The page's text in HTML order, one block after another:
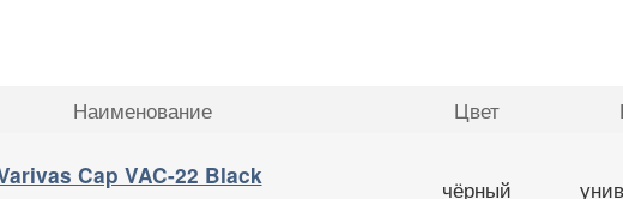
Наименование Цвет
Cap VAC-22 Black чёрный